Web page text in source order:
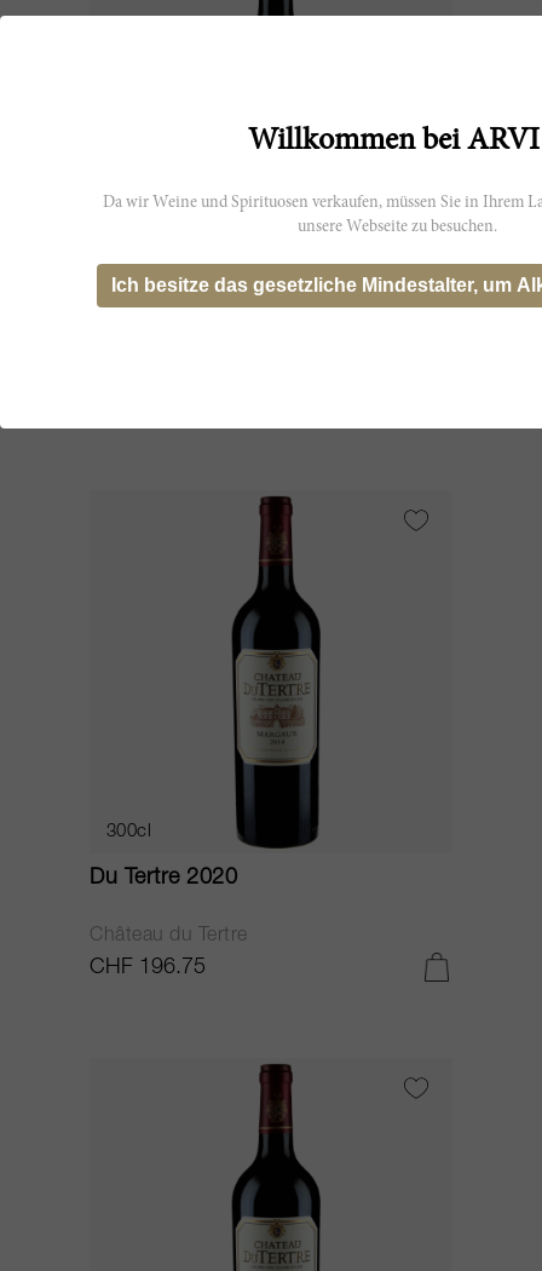
600cl
Du Tertre 2019
300cl
Du Tertre 2020
Château du Tertre
CHF 196.75
Willkommen bei
Da wir Weine und Spirituosen verkaufen, müssen Sie in Ihrem
unsere Webseite zu besuchen.
Ich besitze das gesetzliche Mindestalter, um